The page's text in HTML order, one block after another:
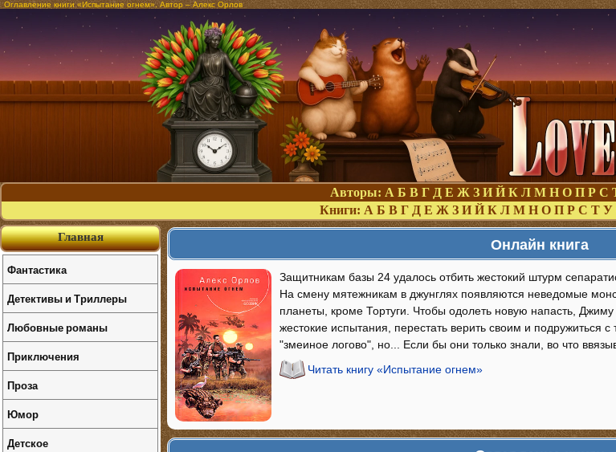
Оглавление книги «Испытание огнем». Автор – Алекс Орлов
Авторы: А Б В Г Д Е Ж З И Й К Л М Н О П Р С
Книги: А Б В Г Д Е Ж З И Й К Л М Н О П Р С Т У
Онлайн книга
Защитникам базы 24 удалось отбить жестокий штурм
На смену мятежникам в джунглях появляются неведомые
планеты, кроме Тортуги. Чтобы одолеть новую напасть,
жестокие испытания, перестать верить своим и подружиться
"змеиное логово", но... Если бы они только знали, во что
Читать книгу «Испытание огнем»
Главная
Фантастика
Детективы и Триллеры
Любовные романы
Приключения
Проза
Юмор
Детское